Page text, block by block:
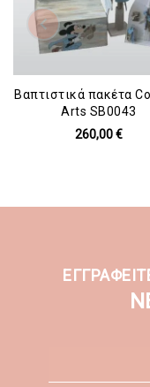
Βαπτιστικά πακέτα
Arts SB0043
260,00 €